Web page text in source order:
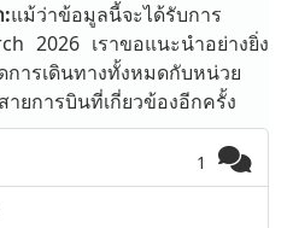
แม้ว่าข้อมูลนี้จะได้รับการ
2026 เราขอแนะนำอย่างยิ่ง
ารเดินทางทั้งหมดกับหน่วย
ยการบินที่เกี่ยวข้องอีกครั้ง
1